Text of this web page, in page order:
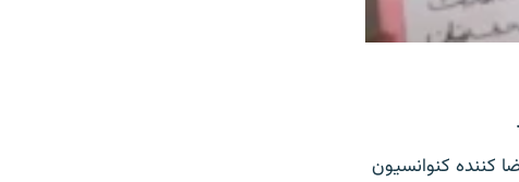
کننده کنوانسیون